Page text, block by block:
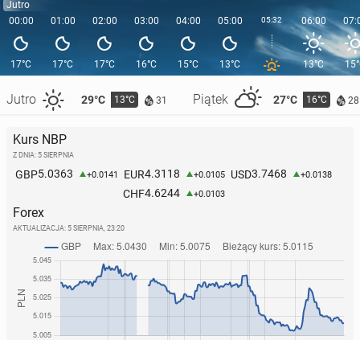
Jutro
00:00
17°C
Jutro 29°C 13°C 31 Piątek 27°C 16°C 28
01:00
17°C
02:00
17°C
03:00
16°C
04:00
15°C
05:00
13°C
05:32 06:00
13°C
Kurs NBP
Z DNIA: 5 SIERPNIA
GBP5.0363 +0.0141 EUR4.3118 +0.0105 USD3.7468 +0.0138
CHF4.6244 +0.0103
Forex
AKTUALIZACJA: 5 SIERPNIA, 23:20